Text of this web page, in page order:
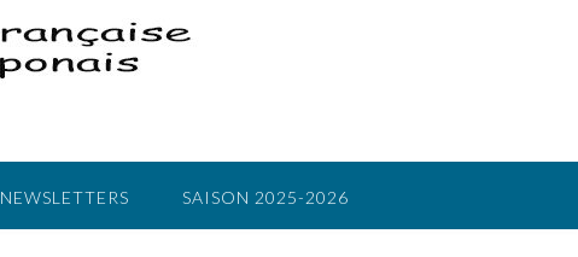
NEWSLETTERS SAISON 2025-2026